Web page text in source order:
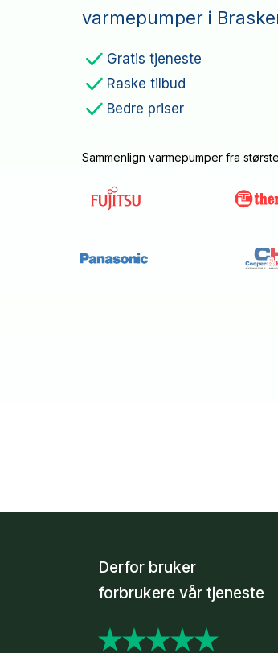
varmepumper i
Gratis tjeneste
Raske tilbud
Bedre priser
Sammenlign varmepumper fra
Derfor bruker
forbrukere vår tjeneste